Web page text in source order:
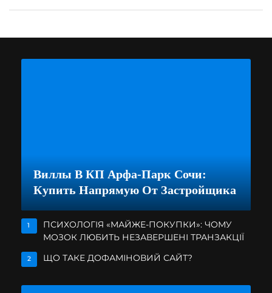
Виллы В КП Арфа-Парк Сочи:
Купить Напрямую От Застройщика
1
ПСИХОЛОГІЯ «МАЙЖЕ-ПОКУПКИ»: ЧОМУ
МОЗОК ЛЮБИТЬ НЕЗАВЕРШЕНІ ТРАНЗАКЦІЇ
2 ЩО ТАКЕ ДОФАМІНОВИЙ САЙТ?